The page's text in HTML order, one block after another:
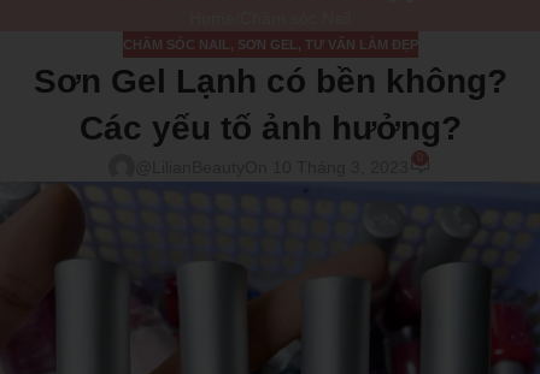
CHĂM SÓC NAIL , SƠN GEL , TƯ VẤN LÀM ĐẸP
Sơn Gel Lạnh có bền không?
Các yếu tố ảnh hưởng?